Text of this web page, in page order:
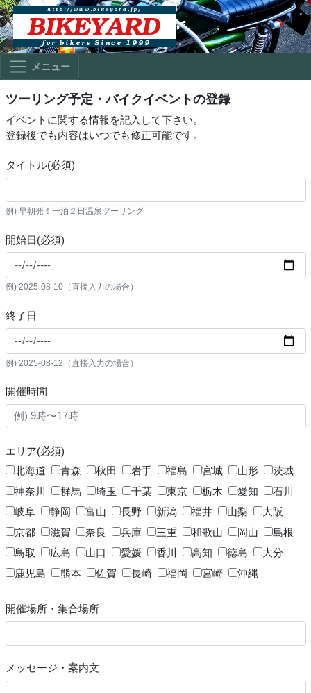
メニュー
ツーリング予定・バイクイベントの登録
イベントに関する情報を記入して下さい。
登録後でも内容はいつでも修正可能です。
タイトル(必須)
例) 早朝発！一泊２日温泉ツーリング
開始日(必須)
例) 2025-08-10（直接入力の場合）
終了日
例) 2025-08-12（直接入力の場合）
開催時間
エリア(必須)
北海道
青森 秋田 岩手 福島 宮城 山形
茨城
神奈川
群馬 埼玉 千葉 東京 栃木 愛知
石川
岐阜
静岡 富山 長野 新潟 福井 山梨
大阪
京都
滋賀 奈良 兵庫 三重 和歌山 岡山
島根
鳥取
広島 山口 愛媛 香川 高知 徳島
大分
鹿児島
熊本 佐賀 長崎 福岡 宮崎 沖縄
開催場所・集合場所
メッセージ・案内文